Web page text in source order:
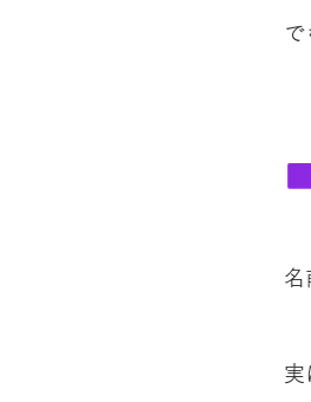
名
実